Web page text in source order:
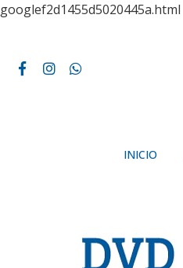
googlef2d1455d5020445a.html
INICIO